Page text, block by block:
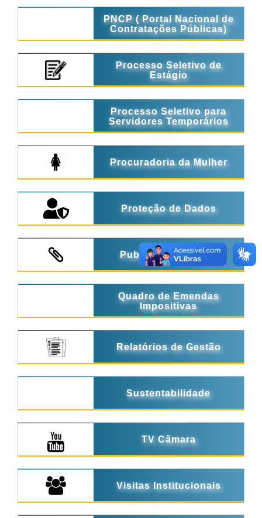
PNCP ( Portal Nacional de
Contratações Públicas)
Processo Seletivo de
Estágio
Processo Seletivo para
Servidores Temporários
Procuradoria da Mulher
Proteção de Dados
Publicações Legais
Quadro de Emendas
Impositivas
Relatórios de Gestão
Sustentabilidade
TV Câmara
Visitas Institucionais